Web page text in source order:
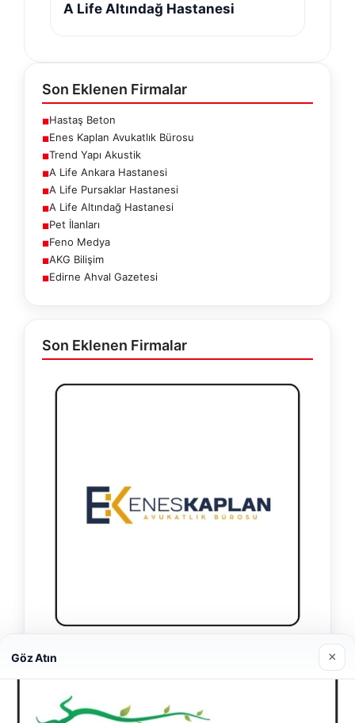
A Life Altındağ Hastanesi
Son Eklenen Firmalar
■Hastaş Beton
■Enes Kaplan Avukatlık Bürosu
■Trend Yapı Akustik
■A Life Ankara Hastanesi
■A Life Pursaklar Hastanesi
■A Life Altındağ Hastanesi
■Pet İlanları
■Feno Medya
■AKG Bilişim
■Edirne Ahval Gazetesi
Son Eklenen Firmalar
Enes Kaplan Avukatlık Bürosu
28/04/2026
Göz Atın ×